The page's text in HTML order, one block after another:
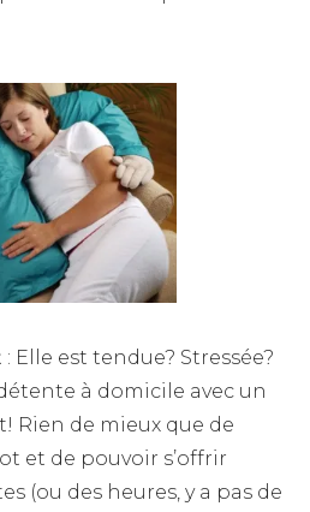
: Elle est tendue? Stressée?
à domicile avec un
Rien de mieux que de
et de pouvoir s’offrir
(ou des heures, y a pas de